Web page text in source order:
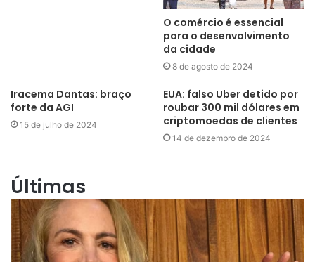
O comércio é essencial
para o desenvolvimento
da cidade
8 de agosto de 2024
Iracema Dantas: braço
forte da AGI
15 de julho de 2024
EUA: falso Uber detido por
roubar 300 mil dólares em
criptomoedas de clientes
14 de dezembro de 2024
Últimas